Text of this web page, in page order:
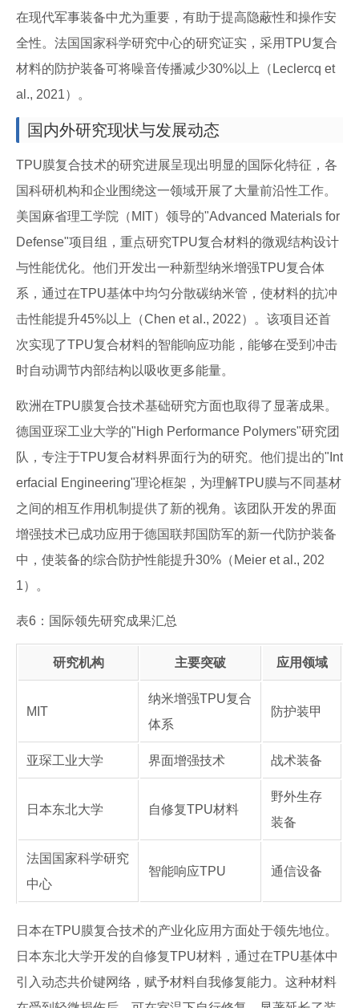
在现代军事装备中尤为重要，有助于提高隐蔽性和操作安
全性。法国国家科学研究中心的研究证实，采用TPU复合
材料的防护装备可将噪音传播减少30%以上（Leclercq et
al., 2021）。
国内外研究现状与发展动态
TPU膜复合技术的研究进展呈现出明显的国际化特征，各
国科研机构和企业围绕这一领域开展了大量前沿性工作。
美国麻省理工学院（MIT）领导的"Advanced Materials for
Defense"项目组，重点研究TPU复合材料的微观结构设计
与性能优化。他们开发出一种新型纳米增强TPU复合体
系，通过在TPU基体中均匀分散碳纳米管，使材料的抗冲
击性能提升45%以上（Chen et al., 2022）。该项目还首
次实现了TPU复合材料的智能响应功能，能够在受到冲击
时自动调节内部结构以吸收更多能量。
欧洲在TPU膜复合技术基础研究方面也取得了显著成果。
德国亚琛工业大学的"High Performance Polymers"研究团
队，专注于TPU复合材料界面行为的研究。他们提出的"Int
erfacial Engineering"理论框架，为理解TPU膜与不同基材
之间的相互作用机制提供了新的视角。该团队开发的界面
增强技术已成功应用于德国联邦国防军的新一代防护装备
中，使装备的综合防护性能提升30%（Meier et al., 202
1）。
表6：国际领先研究成果汇总
研究机构 主要突破 应用领域
MIT
纳米增强TPU复合
体系
防护装甲
亚琛工业大学 界面增强技术 战术装备
日本东北大学 自修复TPU材料
野外生存
装备
法国国家科学研究
中心
智能响应TPU 通信设备
日本在TPU膜复合技术的产业化应用方面处于领先地位。
日本东北大学开发的自修复TPU材料，通过在TPU基体中
引入动态共价键网络，赋予材料自我修复能力。这种材料